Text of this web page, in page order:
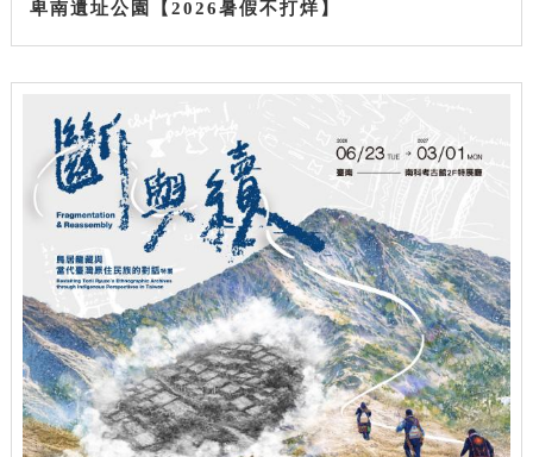
卑南遺址公園【2026暑假不打烊】